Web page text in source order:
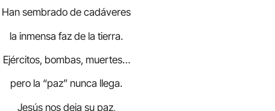
Han sembrado de cadáveres
la inmensa faz de la tierra.
Ejércitos, bombas, muertes…
pero la “paz” nunca llega.
Jesús nos deja su paz,